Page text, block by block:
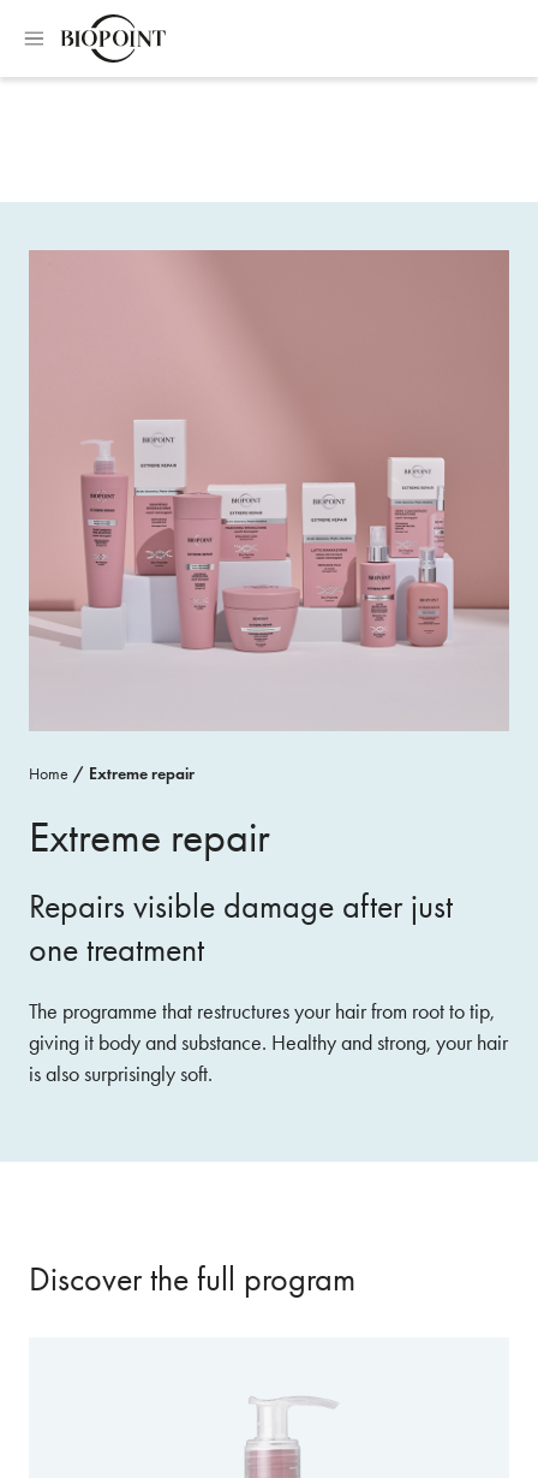
Home Extreme repair
Extreme repair
Repairs visible damage after just
one treatment
The programme that restructures your hair from root to tip,
giving it body and substance. Healthy and strong, your hair
is also surprisingly soft.
Discover the full program